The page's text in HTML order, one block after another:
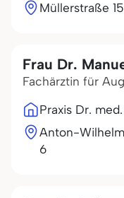
Müllerstraße
Frau Dr.
Fachärztin für
Praxis Dr.
Anton-
6